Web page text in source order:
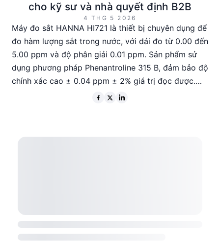
cho kỹ sư và nhà quyết định B2B
4 THG 5 2026
Máy đo sắt HANNA HI721 là thiết bị chuyên dụng để
đo hàm lượng sắt trong nước, với dải đo từ 0.00 đến
5.00 ppm và độ phân giải 0.01 ppm. Sản phẩm sử
dụng phương pháp Phenantroline 315 B, đảm bảo độ
chính xác cao ± 0.04 ppm ± 2% giá trị đọc được.
Với nguồn sáng LED 525 nm và đầu thu ánh sáng tế